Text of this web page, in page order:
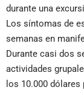
durante una
Los síntomas de
semanas en
Durante casi dos
actividades
los 10.000